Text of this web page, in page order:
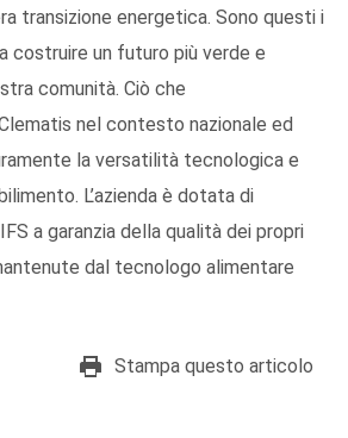
transizione energetica. Sono questi i
costruire un futuro più verde e
comunità. Ciò che
nel contesto nazionale ed
la versatilità tecnologica e
L’azienda è dotata di
a garanzia della qualità dei propri
dal tecnologo alimentare
Stampa questo articolo